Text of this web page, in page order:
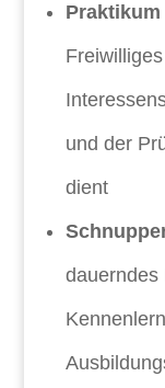
und der
dient
dauerndes